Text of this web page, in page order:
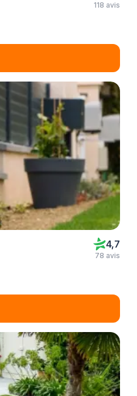
118 avis
4,7
78 avis